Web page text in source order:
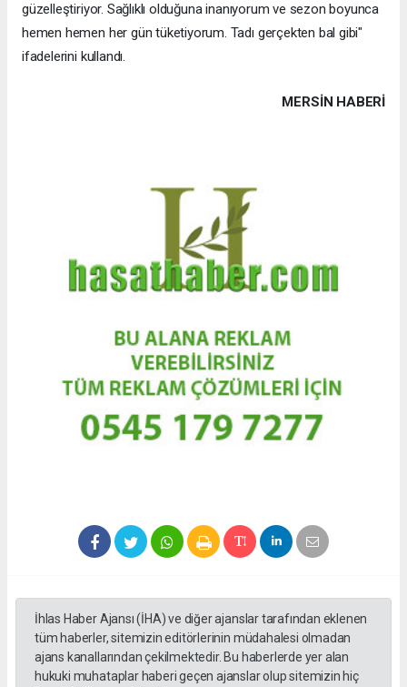
güzelleştiriyor. Sağlıklı olduğuna inanıyorum ve sezon boyunca
hemen hemen her gün tüketiyorum. Tadı gerçekten bal gibi"
ifadelerini kullandı.
MERSIN HABERİ
İhlas Haber Ajansı (İHA) ve diğer ajanslar tarafından eklenen
tüm haberler, sitemizin editörlerinin müdahalesi olmadan
ajans kanallarından çekilmektedir. Bu haberlerde yer alan
hukuki muhataplar haberi geçen ajanslar olup sitemizin hiç